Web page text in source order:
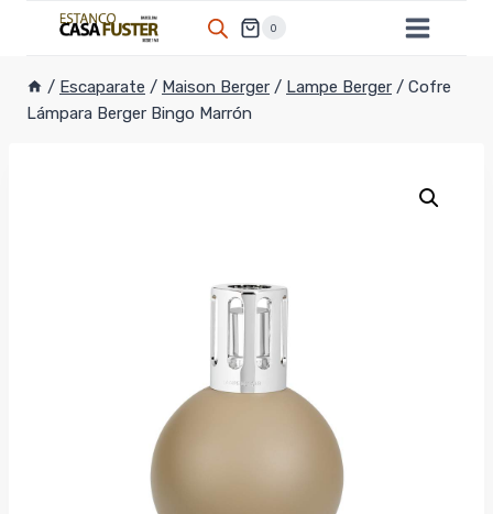
0
/ Escaparate / Maison Berger / Lampe Berger / Cofre
Lámpara Berger Bingo Marrón